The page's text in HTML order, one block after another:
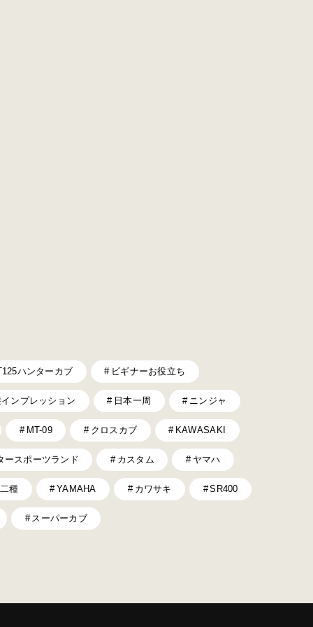
ハンターカブ ビギナーお役立ち
ンプレッション 日本一周 ニンジャ
MT-09 クロスカブ KAWASAKI
ースポーツランド カスタム ヤマハ
種 YAMAHA カワサキ SR400
スーパーカブ